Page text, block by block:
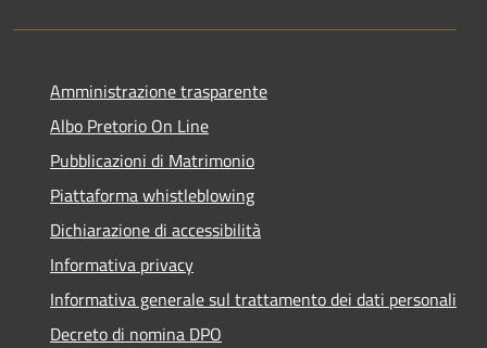
Amministrazione trasparente
Albo Pretorio On Line
Pubblicazioni di Matrimonio
Piattaforma whistleblowing
Dichiarazione di accessibilità
Informativa privacy
Informativa generale sul trattamento dei dati personali
Decreto di nomina DPO